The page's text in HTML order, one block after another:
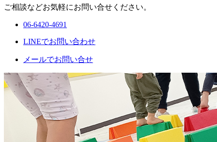
ご相談などお気軽にお問い合せください。
06-6420-4691
LINEでお問い合わせ
メールでお問い合せ